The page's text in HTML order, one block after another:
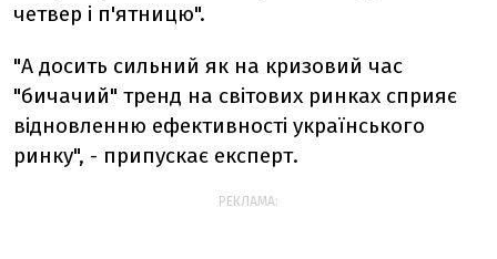
четвер і п'ятницю".
"А досить сильний як на кризовий час
"бичачий" тренд на світових ринках сприяє
відновленню ефективності українського
ринку", - припускає експерт.
РЕКЛАМА: